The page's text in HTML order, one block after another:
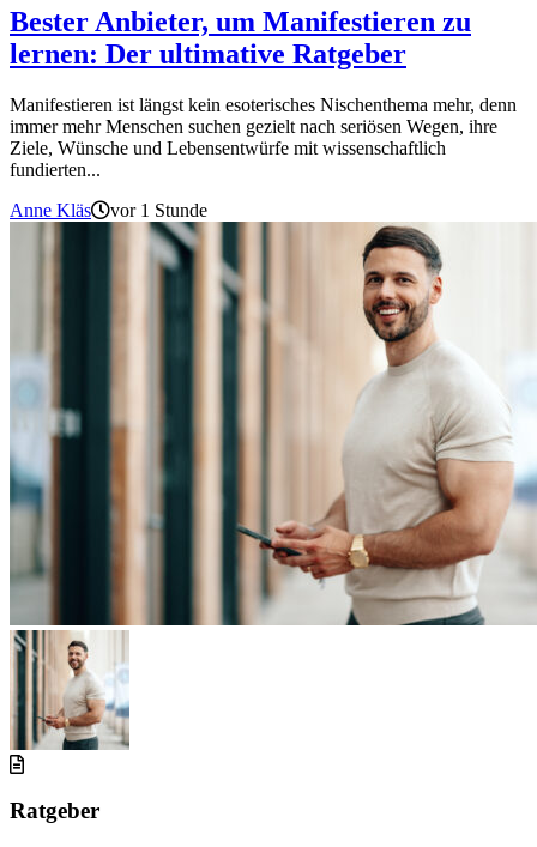
Bester Anbieter, um Manifestieren zu
lernen: Der ultimative Ratgeber
Manifestieren ist längst kein esoterisches Nischenthema mehr, denn
immer mehr Menschen suchen gezielt nach seriösen Wegen, ihre
Ziele, Wünsche und Lebensentwürfe mit wissenschaftlich
fundierten...
Anne Kläs
vor 1 Stunde
Ratgeber